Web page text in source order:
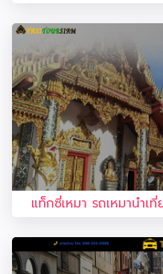
แท็กซี่เหมา รถเหมานำ